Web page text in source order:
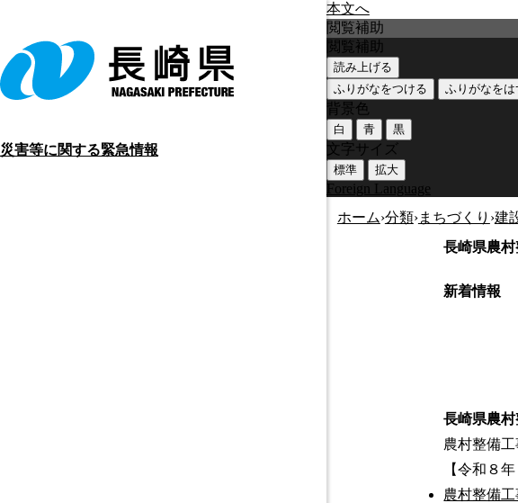
本文へ
災害等に関する緊急情報
閲覧補助
閲覧補助
読み上げる
ふりがなをつける
ふりがなをは
背景色
白 青 黒
文字サイズ
標準 拡大
Foreign Language
ホーム›分類›まちづくり ›建
長崎県農村
新着情報
長崎県農村
農村整備
【令和８
農村整備